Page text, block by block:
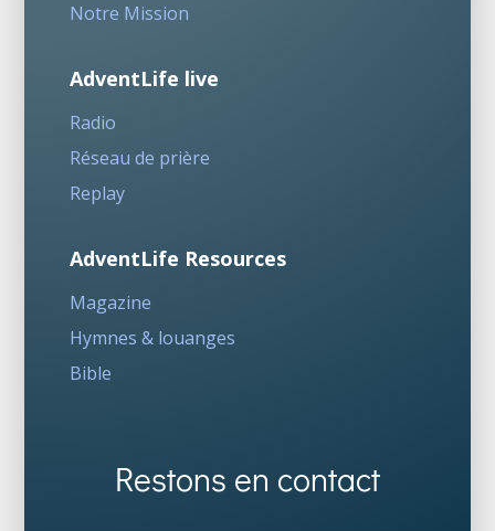
Notre Mission
AdventLife live
Radio
Réseau de prière
Replay
AdventLife Resources
Magazine
Hymnes & louanges
Bible
Restons en contact